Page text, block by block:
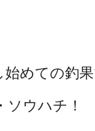
めての釣
ウハチ！